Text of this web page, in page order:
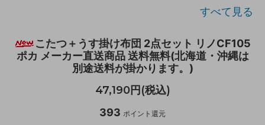
すべて見る
こたつ＋うす掛け布団 2点セット リノCF105
ポカ メーカー直送商品 送料無料(北海道・沖縄は
別途送料が掛かります。)
47,190円(税込)
393 ポイント還元